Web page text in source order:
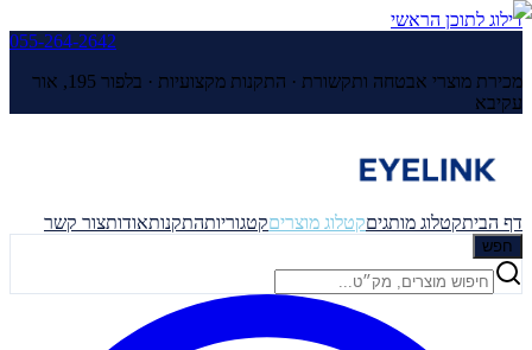
דילוג לתוכן הראשי
055-264-2642
מכירת מוצרי אבטחה ותקשורת · התקנות מקצועיות ·
בלפור 195, אור
עקיבא
דף הביתקטלוג מותגיםקטלוג מוצריםקטגוריותהתקנותאודותצור קשר
חפש